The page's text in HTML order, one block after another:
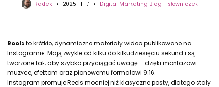
Radek 2025-11-17 Digital Marketing Blog - słowniczek
Reelsto krótkie, dynamiczne materiały wideo publikowane na
Instagramie. Mają zwykle od kilku do kilkudziesięciu sekund i są
tworzone tak, aby szybko przyciągać uwagę – dzięki montażowi,
muzyce, efektom oraz pionowemu formatowi 9:16.
Instagram promuje Reels mocniej niż klasyczne posty, dlatego stały